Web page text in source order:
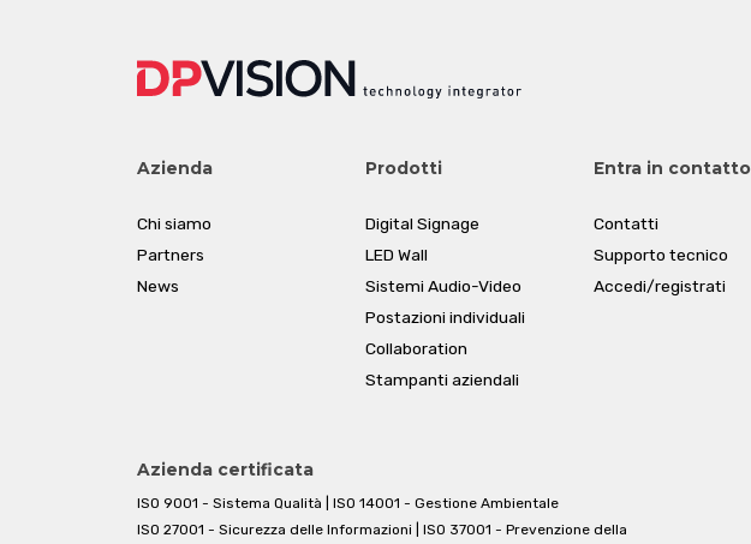
Azienda
Chi siamo
Partners
News
Prodotti
Digital Signage
LED Wall
Sistemi Audio-Video
Postazioni individuali
Collaboration
Stampanti aziendali
Entra in contatto
Contatti
Supporto tecnico
Accedi/registrati
Azienda certificata
ISO 9001 - Sistema Qualità | ISO 14001 - Gestione Ambientale
ISO 27001 - Sicurezza delle Informazioni | ISO 37001 - Prevenzione della